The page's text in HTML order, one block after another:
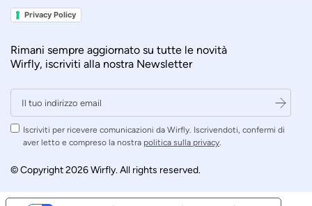
Privacy Policy
Rimani sempre aggiornato su tutte le novità
Wirfly, iscriviti alla nostra Newsletter
Iscriviti per ricevere comunicazioni da Wirfly. Iscrivendoti, confermi di
aver letto e compreso la nostra politica sulla privacy.
© Copyright 2026 Wirfly. All rights reserved.